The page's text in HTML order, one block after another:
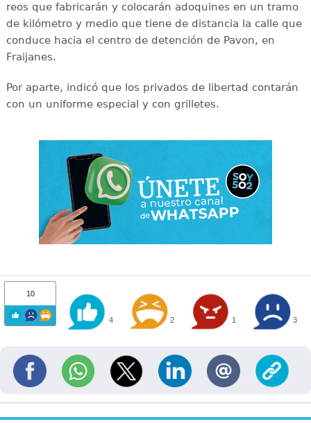
reos que fabricarán y colocarán adoquines en un tramo
de kilómetro y medio que tiene de distancia la calle que
conduce hacia el centro de detención de Pavon, en
Fraijanes.
Por aparte, indicó que los privados de libertad contarán
con un uniforme especial y con grilletes.
10
4 2 1 3